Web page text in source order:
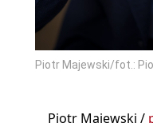
Piotr Majewski/fot.:
Piotr Majewski /